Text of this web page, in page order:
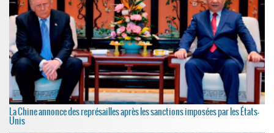
La Chine annonce des représailles après les sanctions imposées par les États-
Unis